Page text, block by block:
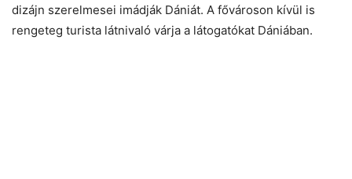
dizájn szerelmesei imádják Dániát. A fővároson kívül is
rengeteg turista látnivaló várja a látogatókat Dániában.